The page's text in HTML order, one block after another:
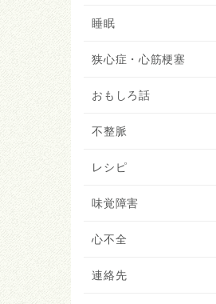
睡眠
狭心症・心筋梗塞
おもしろ話
不整脈
レシピ
味覚障害
心不全
連絡先